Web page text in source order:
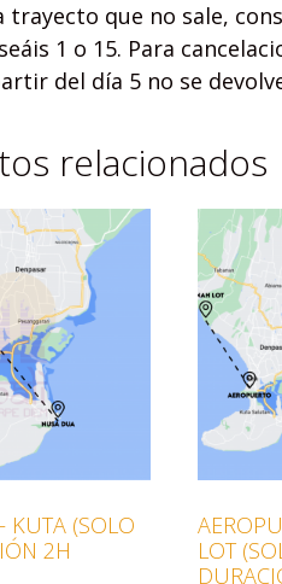
trayecto que no sale,
1 o 15. Para
del día 5 no se
relacionados
KUTA (SOLO
2H
LOT